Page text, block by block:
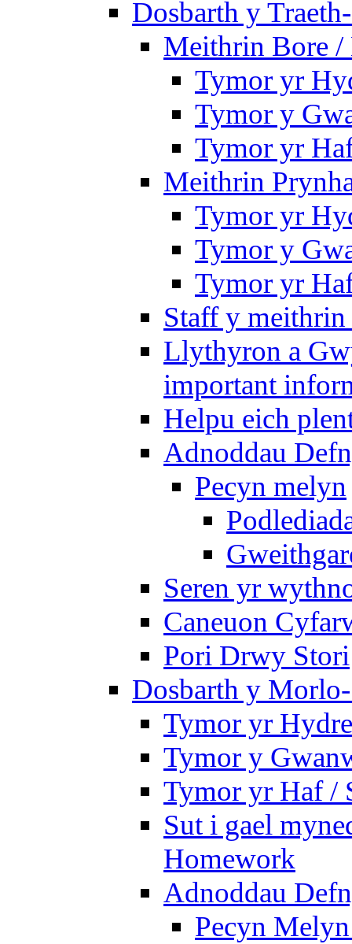
Dosbarth y
Meithrin Bore
Tymor yr
Tymor y
Tymor yr
Meithrin
Tymor yr
Tymor y
Tymor yr
Staff y
Llythyron a
important
Helpu eich
Adnoddau
Pecyn melyn
Seren yr
Caneuon
Pori Drwy Stori
Dosbarth y
Tymor yr
Tymor y
Tymor yr Haf /
Sut i gael
Homework
Adnoddau
Pecyn